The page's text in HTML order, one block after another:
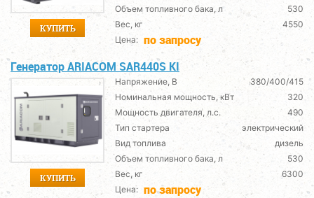
КУПИТЬ
Объем топливного бака, л
530
Вес, кг
4550
Цена: по запросу
Генератор ARIACOM SAR440S KI
КУПИТЬ
Напряжение, В
380/400/415
Номинальная мощность, кВт
320
Мощность двигателя, л.с.
490
Тип стартера
электрический
Вид топлива
дизель
Объем топливного бака, л
530
Вес, кг
6300
Цена: по запросу